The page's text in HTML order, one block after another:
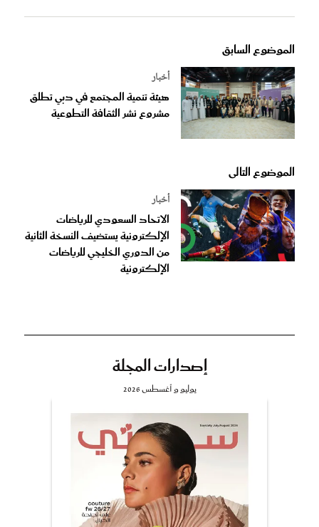
الموضوع السابق
أخبار
هيئة تنمية المجتمع في دبي تطلق
مشروع نشر الثقافة التطوعية
الموضوع التالى
أخبار
الاتحاد السعودي للرياضات
الإلكترونية يستضيف النسخة الثانية
من الدوري الخليجي للرياضات
الإلكترونية
إصدارات المجلة
يوليو و أغسطس 2026